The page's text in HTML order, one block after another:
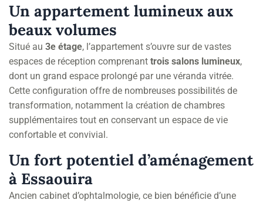
Un appartement lumineux aux
beaux volumes
Situé au 3e étage, l’appartement s’ouvre sur de vastes
espaces de réception comprenant trois salons lumineux,
dont un grand espace prolongé par une véranda vitrée.
Cette configuration offre de nombreuses possibilités de
transformation, notamment la création de chambres
supplémentaires tout en conservant un espace de vie
confortable et convivial.
Un fort potentiel d’aménagement
à Essaouira
Ancien cabinet d’ophtalmologie, ce bien bénéficie d’une